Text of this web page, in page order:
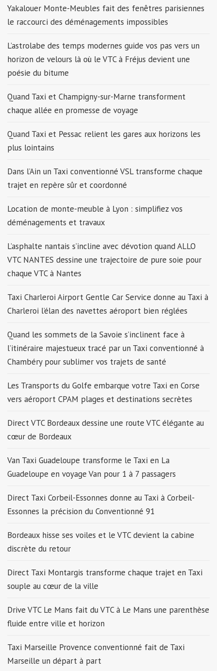
Yakalouer Monte-Meubles fait des fenêtres parisiennes
le raccourci des déménagements impossibles
L’astrolabe des temps modernes guide vos pas vers un
horizon de velours là où le VTC à Fréjus devient une
poésie du bitume
Quand Taxi et Champigny-sur-Marne transforment
chaque allée en promesse de voyage
Quand Taxi et Pessac relient les gares aux horizons les
plus lointains
Dans l’Ain un Taxi conventionné VSL transforme chaque
trajet en repère sûr et coordonné
Location de monte-meuble à Lyon : simplifiez vos
déménagements et travaux
L’asphalte nantais s’incline avec dévotion quand ALLO
VTC NANTES dessine une trajectoire de pure soie pour
chaque VTC à Nantes
Taxi Charleroi Airport Gentle Car Service donne au Taxi à
Charleroi l’élan des navettes aéroport bien réglées
Quand les sommets de la Savoie s’inclinent face à
l’itinéraire majestueux tracé par un Taxi conventionné à
Chambéry pour sublimer vos trajets de santé
Les Transports du Golfe embarque votre Taxi en Corse
vers aéroport CPAM plages et destinations secrètes
Direct VTC Bordeaux dessine une route VTC élégante au
cœur de Bordeaux
Van Taxi Guadeloupe transforme le Taxi en La
Guadeloupe en voyage Van pour 1 à 7 passagers
Direct Taxi Corbeil-Essonnes donne au Taxi à Corbeil-
Essonnes la précision du Conventionné 91
Bordeaux hisse ses voiles et le VTC devient la cabine
discrète du retour
Direct Taxi Montargis transforme chaque trajet en Taxi
souple au cœur de la ville
Drive VTC Le Mans fait du VTC à Le Mans une parenthèse
fluide entre ville et horizon
Taxi Marseille Provence conventionné fait de Taxi
Marseille un départ à part